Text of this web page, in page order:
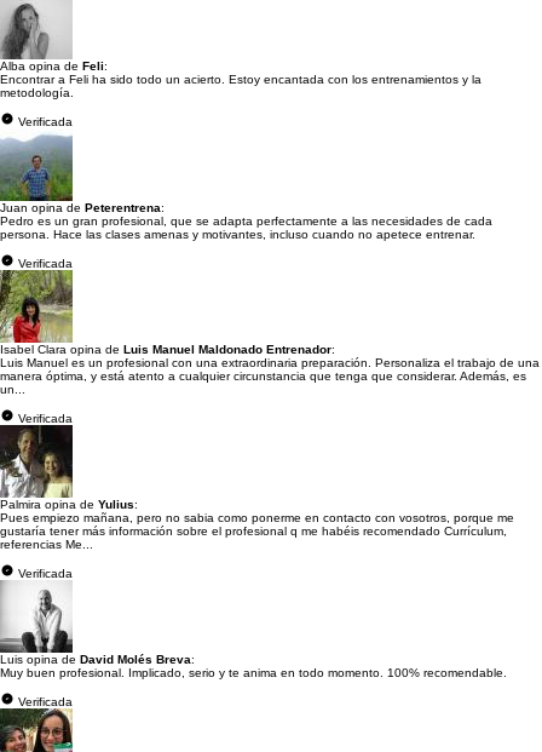
Alba opina de Feli:
Encontrar a Feli ha sido todo un acierto. Estoy encantada con los entrenamientos y la
metodología.
Verificada
Juan opina de Peterentrena:
Pedro es un gran profesional, que se adapta perfectamente a las necesidades de cada
persona. Hace las clases amenas y motivantes, incluso cuando no apetece entrenar.
Verificada
Isabel Clara opina de Luis Manuel Maldonado Entrenador:
Luis Manuel es un profesional con una extraordinaria preparación. Personaliza el trabajo de una
manera óptima, y está atento a cualquier circunstancia que tenga que considerar. Además, es
un...
Verificada
Palmira opina de Yulius:
Pues empiezo mañana, pero no sabia como ponerme en contacto con vosotros, porque me
gustaría tener más información sobre el profesional q me habéis recomendado Currículum,
referencias Me...
Verificada
Luis opina de David Molés Breva:
Muy buen profesional. Implicado, serio y te anima en todo momento. 100% recomendable.
Verificada